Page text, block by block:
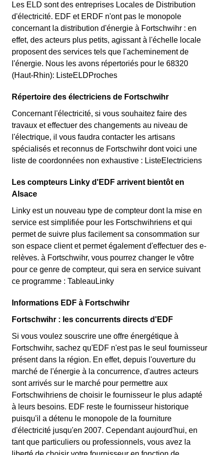
Les ELD sont des entreprises Locales de Distribution
d'électricité. EDF et ERDF n'ont pas le monopole
concernant la distribution d'énergie à Fortschwihr : en
effet, des acteurs plus petits, agissant à l'échelle locale
proposent des services tels que l'acheminement de
l'énergie. Nous les avons répertoriés pour le 68320
(Haut-Rhin): ListeELDProches
Répertoire des électriciens de Fortschwihr
Concernant l'électricité, si vous souhaitez faire des
travaux et effectuer des changements au niveau de
l'électrique, il vous faudra contacter les artisans
spécialisés et reconnus de Fortschwihr dont voici une
liste de coordonnées non exhaustive : ListeElectriciens
Les compteurs Linky d'EDF arrivent bientôt en
Alsace
Linky est un nouveau type de compteur dont la mise en
service est simplifiée pour les Fortschwihriens et qui
permet de suivre plus facilement sa consommation sur
son espace client et permet également d'effectuer des e-
relèves. à Fortschwihr, vous pourrez changer le vôtre
pour ce genre de compteur, qui sera en service suivant
ce programme : TableauLinky
Informations EDF à Fortschwihr
Fortschwihr : les concurrents directs d'EDF
Si vous voulez souscrire une offre énergétique à
Fortschwihr, sachez qu'EDF n'est pas le seul fournisseur
présent dans la région. En effet, depuis l'ouverture du
marché de l'énergie à la concurrence, d'autres acteurs
sont arrivés sur le marché pour permettre aux
Fortschwihriens de choisir le fournisseur le plus adapté
à leurs besoins. EDF reste le fournisseur historique
puisqu'il a détenu le monopole de la fourniture
d'électricité jusqu'en 2007. Cependant aujourd'hui, en
tant que particuliers ou professionnels, vous avez la